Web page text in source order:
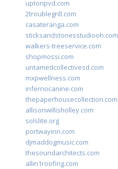
uptonpvd.com
2troublegrill.com
casateranga.com
sticksandstonesstudiooh.com
walkers-treeservice.com
shopmossi.com
untamedcollectivesd.com
mxpwellness.com
infernocanine.com
thepaperhousecollection.com
allisonwillisholley.com
solslite.org
portwayinn.com
djmaddogmusic.com
thesoundarchitects.com
allin1roofing.com